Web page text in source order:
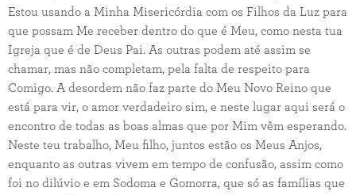
Estou usando a Minha Misericórdia com os Filhos da Luz para
que possam Me receber dentro do que é Meu, como nesta tua
Igreja que é de Deus Pai. As outras podem até assim se
chamar, mas não completam, pela falta de respeito para
Comigo. A desordem não faz parte do Meu Novo Reino que
está para vir, o amor verdadeiro sim, e neste lugar aqui será o
encontro de todas as boas almas que por Mim vêm esperando.
Neste teu trabalho, Meu filho, juntos estão os Meus Anjos,
enquanto as outras vivem em tempo de confusão, assim como
foi no dilúvio e em Sodoma e Gomorra, que só as famílias que